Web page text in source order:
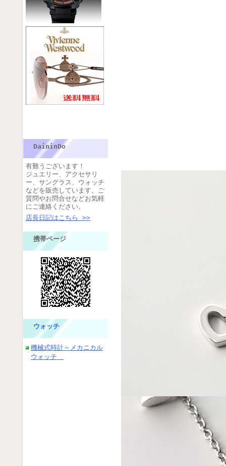
DaininDo
有難うございます！
ジュエリー、アクセサリ
ー、サングラス、ウォッチ
などを販売しています。ご
質問やお問合せなどお気軽
にご連絡ください。
店長日記はこちら >>
携帯ページ
ウォッチ
機械式時計～メカニカル
ウォッチ